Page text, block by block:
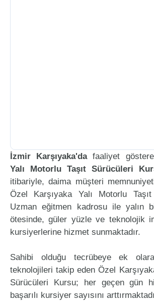
İzmir Karşıyaka'dafaaliyet
Yalı Motorlu Taşıt Sürücüleri
itibariyle, daima müşteri
Özel Karşıyaka Yalı Motorlu
Uzman eğitmen kadrosu ile yalın
ötesinde, güler yüzle ve teknolojik
kursiyerlerine hizmet sunmaktadır.
Sahibi olduğu tecrübeye ek
teknolojileri takip eden Özel
Sürücüleri Kursu; her geçen gün
başarılı kursiyer sayısını